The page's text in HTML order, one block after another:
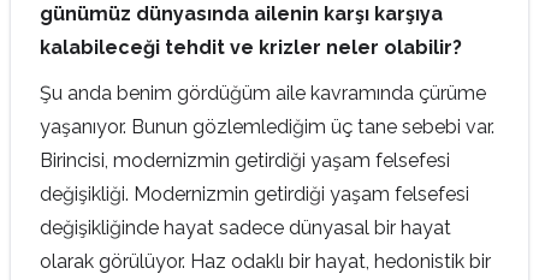
günümüz dünyasında ailenin karşı karşıya
kalabileceği tehdit ve krizler neler olabilir?
Şu anda benim gördüğüm aile kavramında çürüme
yaşanıyor. Bunun gözlemlediğim üç tane sebebi var.
Birincisi, modernizmin getirdiği yaşam felsefesi
değişikliği. Modernizmin getirdiği yaşam felsefesi
değişikliğinde hayat sadece dünyasal bir hayat
olarak görülüyor. Haz odaklı bir hayat, hedonistik bir